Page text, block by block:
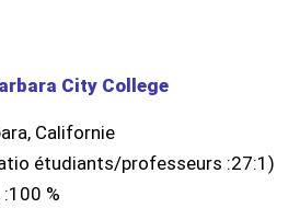
City College
Californie
étudiants/professeurs :27:1)
%